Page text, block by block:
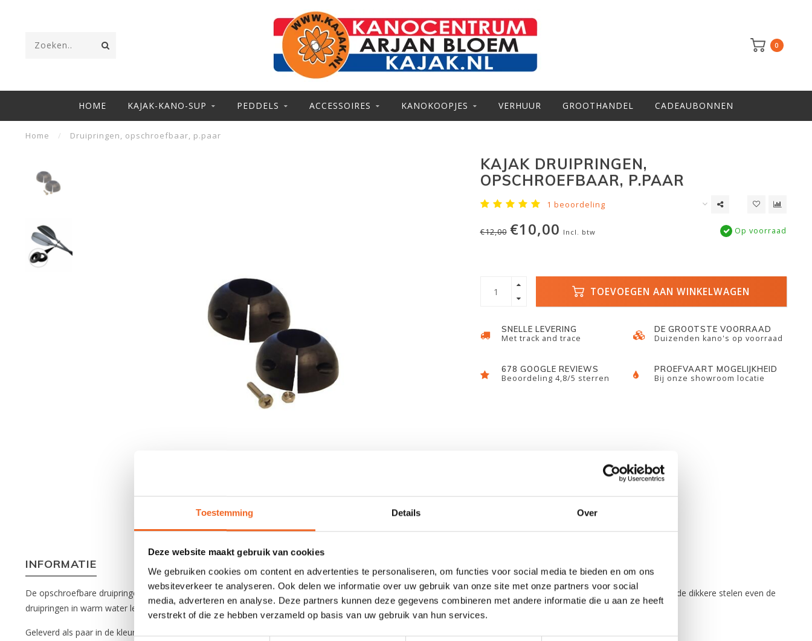
Toestemming Details Over
Deze website maakt gebruik van cookies
We gebruiken cookies om content en advertenties te personaliseren, om functies voor social media te bieden en om ons
websiteverkeer te analyseren. Ook delen we informatie over uw gebruik van onze site met onze partners voor social
media, adverteren en analyse. Deze partners kunnen deze gegevens combineren met andere informatie die u aan ze heeft
verstrekt of die ze hebben verzameld op basis van uw gebruik van hun services.
0
HOME KAJAK-KANO-SUP PEDDELS ACCESSOIRES KANOKOOPJES VERHUUR GROOTHANDEL CADEAUBONNEN
Home / Druipringen, opschroefbaar, p.paar
KAJAK DRUIPRINGEN,
OPSCHROEFBAAR, P.PAAR
1 beoordeling
€12,00 €10,00 Incl. btw Op voorraad
TOEVOEGEN AAN WINKELWAGEN
SNELLE LEVERING
Met track and trace
DE GROOTSTE VOORRAAD
Duizenden kano's op voorraad
678 GOOGLE REVIEWS
Beoordeling 4,8/5 sterren
PROEFVAART MOGELIJKHEID
Bij onze showroom locatie
INFORMATIE
De opschroefbare druipringen passen op peddelstelen met een diameter van 28-34 mm. Deze druipringen passen op zowel deelbare als niet deelbare peddels. Tip! Bij de dikkere stelen even de
druipringen in warm water leggen waardoor de rek vergroot wordt.
Geleverd als paar in de kleur zwart.